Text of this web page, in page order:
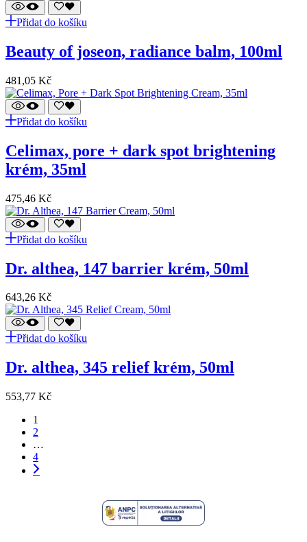
Přidat do košíku
beauty of joseon, radiance balm, 100ml
481,05 Kč
Přidat do košíku
celimax, pore + dark spot brightening
krém, 35ml
475,46 Kč
Přidat do košíku
dr. althea, 147 barrier krém, 50ml
643,26 Kč
Přidat do košíku
dr. althea, 345 relief krém, 50ml
553,77 Kč
1
2
…
4